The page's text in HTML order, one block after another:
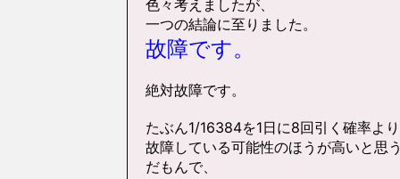
色々考えましたが、
一つの結論に至りました。
故障です。
絶対故障です。
たぶん1/16384を1日に8回引く確率より
故障している可能性のほうが高いと思う
だもんで、